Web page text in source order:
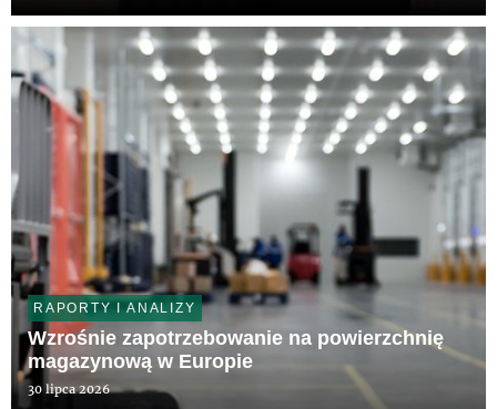
12 proc. deklaruje zainteresowanie tym modelem –
wynika z najnowszego...
RAPORTY I ANALIZY
Wzrośnie zapotrzebowanie na powierzchnię
magazynową w Europie
30 lipca 2026